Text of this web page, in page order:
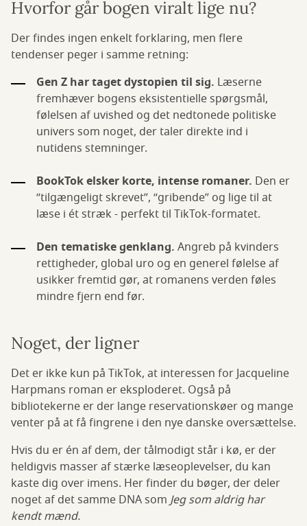
Hvorfor går bogen viralt lige nu?
Der findes ingen enkelt forklaring, men flere
tendenser peger i samme retning:
Gen Z har taget dystopien til sig. Læserne
fremhæver bogens eksistentielle spørgsmål,
følelsen af uvished og det nedtonede politiske
univers som noget, der taler direkte ind i
nutidens stemninger.
BookTok elsker korte, intense romaner. Den er
“tilgængeligt skrevet”, “gribende” og lige til at
læse i ét stræk - perfekt til TikTok-formatet.
Den tematiske genklang. Angreb på kvinders
rettigheder, global uro og en generel følelse af
usikker fremtid gør, at romanens verden føles
mindre fjern end før.
Noget, der ligner
Det er ikke kun på TikTok, at interessen for Jacqueline
Harpmans roman er eksploderet. Også på
bibliotekerne er der lange reservationskøer og mange
venter på at få fingrene i den nye danske oversættelse.
Hvis du er én af dem, der tålmodigt står i kø, er der
heldigvis masser af stærke læseoplevelser, du kan
kaste dig over imens. Her finder du bøger, der deler
noget af det samme DNA somJeg som aldrig har
kendt mænd.